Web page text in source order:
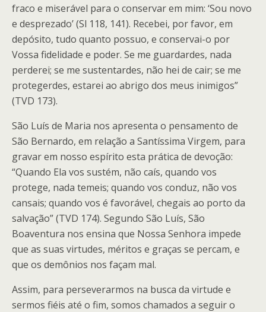
fraco e miserável para o conservar em mim: ‘Sou novo
e desprezado’ (Sl 118, 141). Recebei, por favor, em
depósito, tudo quanto possuo, e conservai-o por
Vossa fidelidade e poder. Se me guardardes, nada
perderei; se me sustentardes, não hei de cair; se me
protegerdes, estarei ao abrigo dos meus inimigos”
(TVD 173).
São Luís de Maria nos apresenta o pensamento de
São Bernardo, em relação a Santíssima Virgem, para
gravar em nosso espírito esta prática de devoção:
“Quando Ela vos sustém, não caís, quando vos
protege, nada temeis; quando vos conduz, não vos
cansais; quando vos é favorável, chegais ao porto da
salvação” (TVD 174). Segundo São Luís, São
Boaventura nos ensina que Nossa Senhora impede
que as suas virtudes, méritos e graças se percam, e
que os demônios nos façam mal.
Assim, para perseverarmos na busca da virtude e
sermos fiéis até o fim, somos chamados a seguir o